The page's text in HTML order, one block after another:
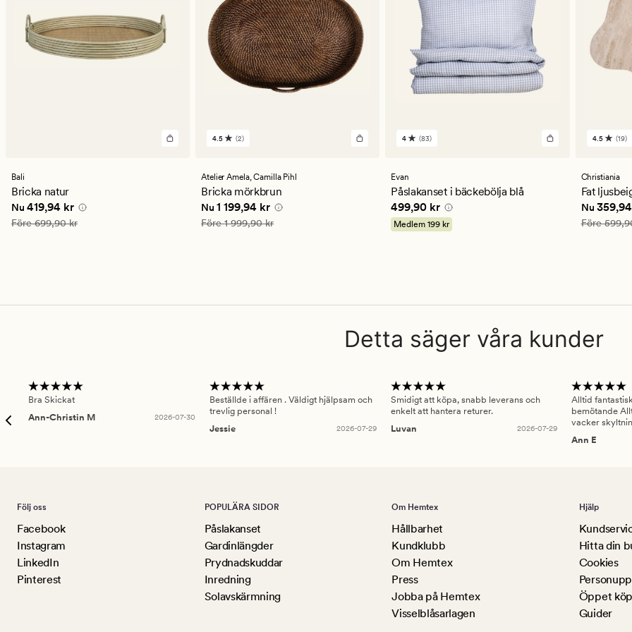
Bali
Bricka natur
Nuvarande pris
Nu 419,94 kr
Ordinarie pris 699,90 kr
Före699,90 kr
2
ett
genomsnittligt
betyg
på
4.5
4.5 (2)
Atelier Amela,Camilla Pihl
Bricka mörkbrun
Nuvarande pris
Nu 1 199,94 kr
Ordinarie pris 1 999,90 kr
Före1 999,90 kr
83
ett
genomsnittligt
betyg
på
4
4 (83)
Evan
Påslakanset i bäckebölja blå
Pris 499,90 kr
499,90 kr
Medlem199 kr
19
ett
betyg
på
4.5
4.5 (19)
Christiania
Fat
Nu
Ordinarie
Före
Detta säger våra kunder
Bra Skickat
Ann-Christin M
2026-07-30
Beställde i affären . Väldigt hjälpsam och
trevlig personal !
Jessie
2026-07-29
Smidigt att köpa, snabb leverans och
enkelt att hantera returer.
Luvan
2026-07-29
Alltid
bemötande
vacker
Ann E
Följ oss
Facebook
Instagram
LinkedIn
Pinterest
POPULÄRA SIDOR
Påslakanset
Gardinlängder
Prydnadskuddar
Inredning
Solavskärmning
Om Hemtex
Hållbarhet
Kundklubb
Om Hemtex
Press
Jobba på Hemtex
Visselblåsarlagen
Hjälp
Hitta din
Cookies
Öppet
Guider